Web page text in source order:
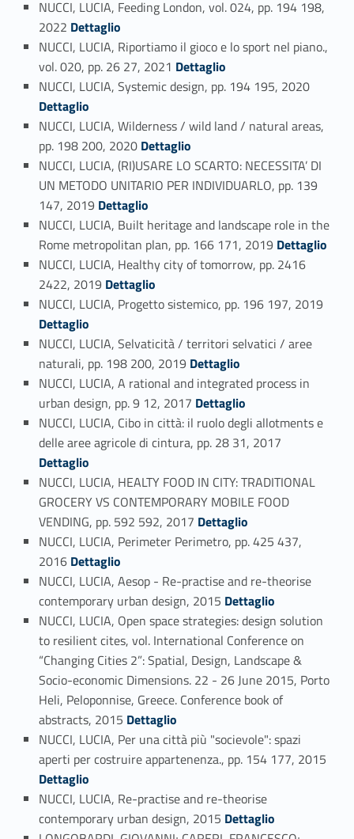
NUCCI, LUCIA, Feeding London, vol. 024, pp. 194 198,
2022 Link identifier #identifier_person_112299-58
Dettaglio
NUCCI, LUCIA, Riportiamo il gioco e lo sport nel piano.,
vol. 020, pp. 26 27, 2021 Link identifier #identifier_person_126252-59
Dettaglio
NUCCI, LUCIA, Systemic design, pp. 194 195, 2020
Dettaglio
NUCCI, LUCIA, Wilderness / wild land / natural areas,
pp. 198 200, 2020 Link identifier #identifier_person_74561-61
Dettaglio
NUCCI, LUCIA, (RI)USARE LO SCARTO: NECESSITA’ DI
UN METODO UNITARIO PER INDIVIDUARLO, pp. 139
147, 2019 Link identifier #identifier_person_108261-62
Dettaglio
NUCCI, LUCIA, Built heritage and landscape role in the
Rome metropolitan plan, pp. 166 171, 2019 Link identifier #identifier_person_99844-63
Dettaglio
NUCCI, LUCIA, Healthy city of tomorrow, pp. 2416
2422, 2019 Link identifier #identifier_person_13980-64
Dettaglio
NUCCI, LUCIA, Progetto sistemico, pp. 196 197, 2019
Dettaglio
NUCCI, LUCIA, Selvaticità / territori selvatici / aree
naturali, pp. 198 200, 2019 Link identifier #identifier_person_66405-66
Dettaglio
NUCCI, LUCIA, A rational and integrated process in
urban design, pp. 9 12, 2017 Link identifier #identifier_person_169715-67
Dettaglio
NUCCI, LUCIA, Cibo in città: il ruolo degli allotments e
delle aree agricole di cintura, pp. 28 31, 2017
Dettaglio
NUCCI, LUCIA, HEALTY FOOD IN CITY: TRADITIONAL
GROCERY VS CONTEMPORARY MOBILE FOOD
VENDING, pp. 592 592, 2017 Link identifier #identifier_person_61734-69
Dettaglio
NUCCI, LUCIA, Perimeter Perimetro, pp. 425 437,
2016 Link identifier #identifier_person_97465-70
Dettaglio
NUCCI, LUCIA, Aesop - Re-practise and re-theorise
contemporary urban design, 2015 Link identifier #identifier_person_96142-71
Dettaglio
NUCCI, LUCIA, Open space strategies: design solution
to resilient cites, vol. International Conference on
“Changing Cities 2”: Spatial, Design, Landscape &
Socio-economic Dimensions. 22 - 26 June 2015, Porto
Heli, Peloponnise, Greece. Conference book of
abstracts, 2015 Link identifier #identifier_person_166183-72
Dettaglio
NUCCI, LUCIA, Per una città più "socievole": spazi
aperti per costruire appartenenza., pp. 154 177, 2015
Dettaglio
NUCCI, LUCIA, Re-practise and re-theorise
contemporary urban design, 2015 Link identifier #identifier_person_155020-74
Dettaglio